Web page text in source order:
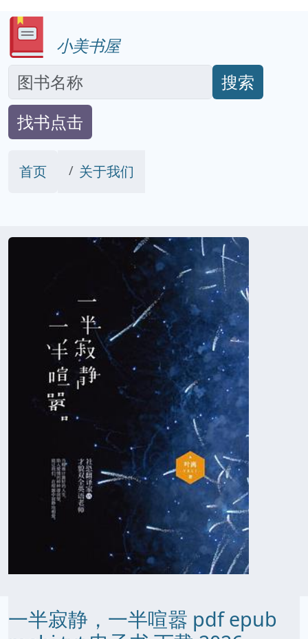
小美书屋
搜索
找书点击
首页 关于我们
一半寂静，一半喧嚣 pdf epub